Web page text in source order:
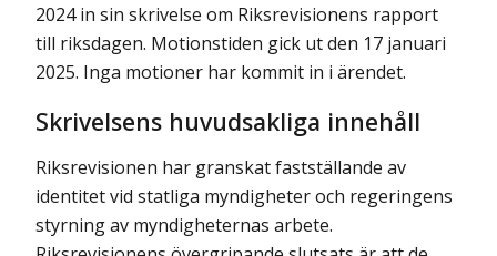
2024 in sin skrivelse om Riksrevisionens rapport
till riksdagen. Motionstiden gick ut den 17 januari
2025. Inga motioner har kommit in i ärendet.
Skrivelsens huvudsakliga innehåll
Riksrevisionen har granskat fastställande av
identitet vid statliga myndigheter och regeringens
styrning av myndigheternas arbete.